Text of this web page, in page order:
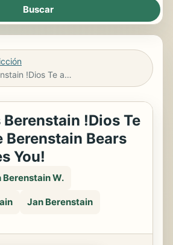
Los Osos Berenstain !Dios Te ama!/The Berenstain Bears God Loves You!
Berenstain !Dios Te
Berenstain Bears
You!
Berenstain W.
Jan Berenstain